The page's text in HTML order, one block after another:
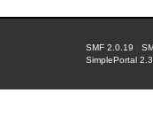
SMF 2.0.19 |
SimplePortal